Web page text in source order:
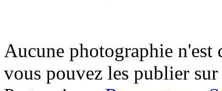
Aucune photographie n'est
vous pouvez les publier sur